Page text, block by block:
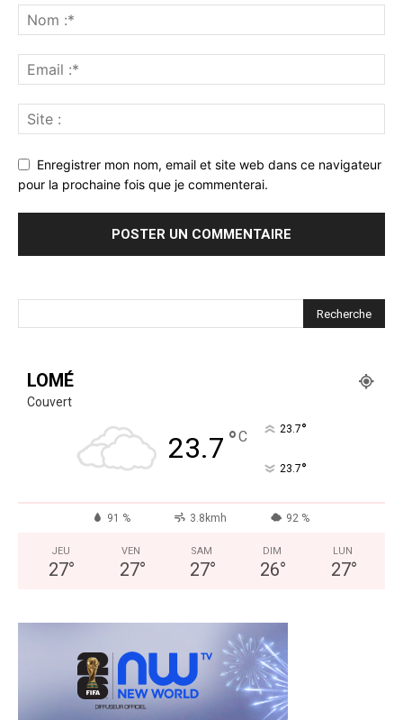
Enregistrer mon nom, email et site web dans ce navigateur
pour la prochaine fois que je commenterai.
LOMÉ
Couvert
23.7 °C 23.7°
23.7°
91 % 3.8kmh 92 %
JEU
27°
VEN
27°
SAM
27°
DIM
26°
LUN
27°